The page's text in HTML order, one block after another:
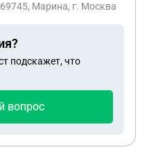
мы пользуемся
Марина, г. Москва
подскажет, что
вопрос